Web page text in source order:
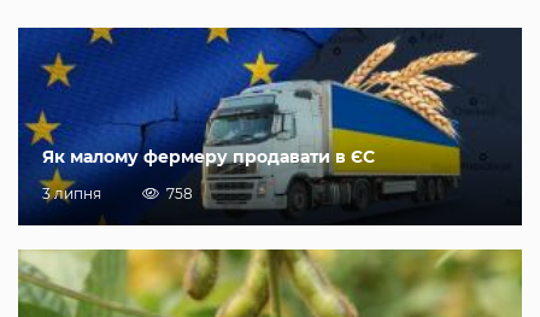
Як малому фермеру продавати в ЄС
3 липня 758